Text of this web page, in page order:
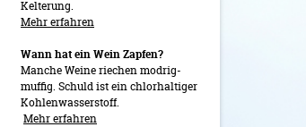
Kelterung.
Mehr erfahren
Wann hat ein Wein Zapfen?
Manche Weine riechen modrig-
muffig. Schuld ist ein chlorhaltiger
Kohlenwasserstoff.
Mehr erfahren